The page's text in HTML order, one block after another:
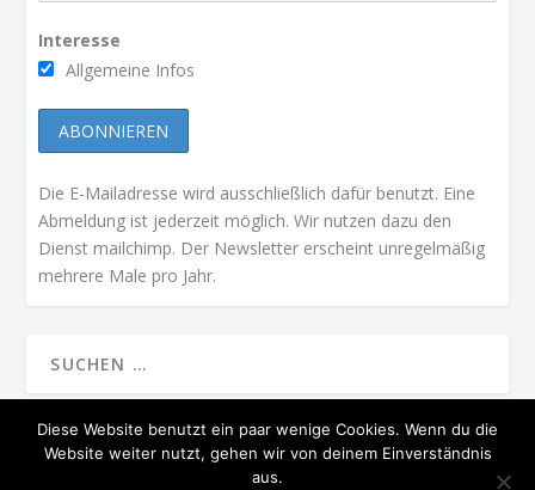
Interesse
Allgemeine Infos
Die E-Mailadresse wird ausschließlich dafür benutzt. Eine
Abmeldung ist jederzeit möglich. Wir nutzen dazu den
Dienst mailchimp. Der Newsletter erscheint unregelmäßig
mehrere Male pro Jahr.
ELEGANT THEMES
Diese Website benutzt ein paar wenige Cookies. Wenn du die
Website weiter nutzt, gehen wir von deinem Einverständnis
aus.